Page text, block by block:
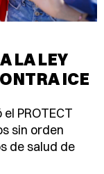
LA LEY
ICE
PROTECT
sin orden
de salud de